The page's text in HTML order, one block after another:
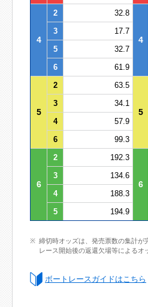
4
2 32.8
4
3
17.7
5
32.7
6
61.9
5
2 63.5
5
3
34.1
4
57.9
6
99.3
6
2 192.3
6
3
134.6
4
188.3
5
194.9
締切時オッズは、発売票数の集計が
レース開始後の返還欠場等によるオ
ボートレースガイドはこちら